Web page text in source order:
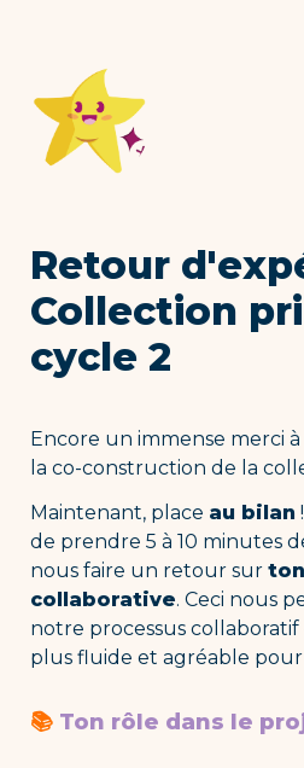
Retour
Collection
cycle 2
Encore un immense merci à
la co-construction de la
Maintenant, place au bilan
de prendre 5 à 10 minutes
nous faire un retour sur
collaborative. Ceci nous
notre processus
plus fluide et agréable pour
📚 Ton rôle dans le